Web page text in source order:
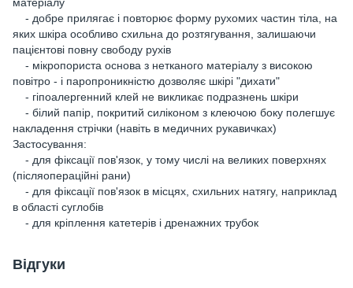
- добре прилягає і повторює форму рухомих частин тіла, на
яких шкіра особливо схильна до розтягування, залишаючи
пацієнтові повну свободу рухів
- мікропориста основа з нетканого матеріалу з високою
повітро - і паропроникністю дозволяє шкірі "дихати"
- гіпоалергенний клей не викликає подразнень шкіри
- білий папір, покритий силіконом з клеючою боку полегшує
накладення стрічки (навіть в медичних рукавичках)
Застосування:
- для фіксації пов'язок, у тому числі на великих поверхнях
(післяопераційні рани)
- для фіксації пов'язок в місцях, схильних натягу, наприклад
в області суглобів
- для кріплення катетерів і дренажних трубок
Відгуки